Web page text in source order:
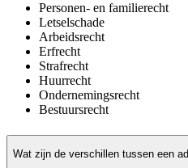
Personen- en familierecht
Letselschade
Arbeidsrecht
Erfrecht
Strafrecht
Huurrecht
Ondernemingsrecht
Bestuursrecht
Wat zijn de verschillen tussen een